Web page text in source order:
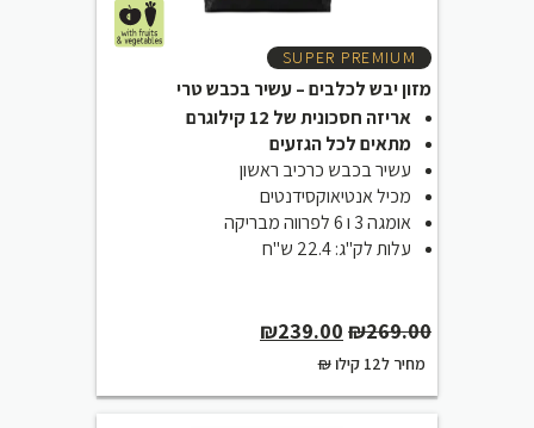
SUPER PREMIUM
מזון יבש לכלבים – עשיר בכבש טרי
אריזה חסכונית של 12 קילוגרם
מתאים לכל הגזעים
עשיר בכבש כרכיב ראשון
מכיל אנטיאוקסידנטים
אומגה 3 ו 6 לפרווה מבריקה
עלות לק"ג: 22.4 ש"ח
₪269.00
Original
price
was:
₪269.00.
₪239.00
₪239.00.
מחיר ל12 קילו ₪